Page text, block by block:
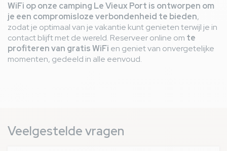
WiFi op onze camping Le Vieux Port is ontworpen om
je een compromisloze verbondenheid te bieden,
zodat je optimaal van je vakantie kunt genieten terwijl je in
contact blijft met de wereld. Reserveer online om te
profiteren van gratis WiFi en geniet van onvergetelijke
momenten, gedeeld in alle eenvoud.
Veelgestelde vragen